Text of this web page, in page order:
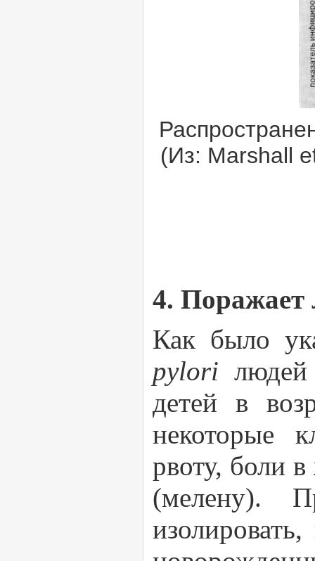
(Из: Marshall
4.
Как было
pylori
детей в
некоторые
рвоту, боли
(мелену).